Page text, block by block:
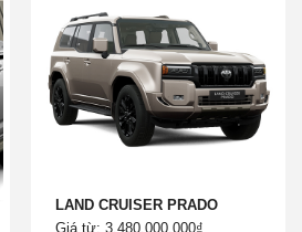
LAND CRUISER PRADO
Giá từ: 3.480.000.000₫